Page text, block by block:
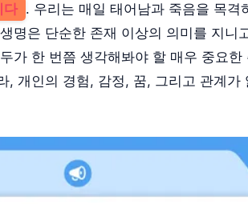
다 . 우리는 매일 태어남과 죽음을 목격
명은 단순한 존재 이상의 의미를 지니
가 한 번쯤 생각해봐야 할 매우 중요한
, 개인의 경험, 감정, 꿈, 그리고 관계가